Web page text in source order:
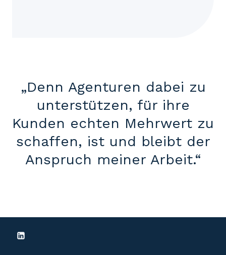
„Denn Agenturen dabei zu
unterstützen, für ihre
Kunden echten Mehrwert zu
schaffen, ist und bleibt der
Anspruch meiner Arbeit.“